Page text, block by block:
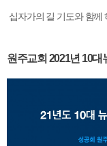
십자가의 길 기도와 함께
원주교회 2021년 10대